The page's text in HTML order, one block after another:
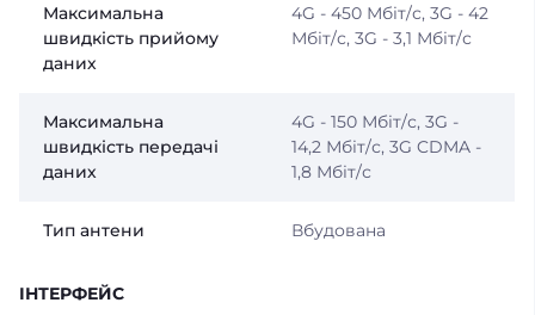
Максимальна
швидкість прийому
даних
4G - 450 Мбіт/с, 3G - 42
Мбіт/с, 3G - 3,1 Мбіт/с
Максимальна
швидкість передачі
даних
4G - 150 Мбіт/с, 3G -
14,2 Мбіт/с, 3G CDMA -
1,8 Мбіт/с
Тип антени Вбудована
ІНТЕРФЕЙС